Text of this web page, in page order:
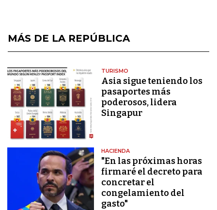
MÁS DE LA REPÚBLICA
TURISMO
Asia sigue teniendo los
pasaportes más
poderosos, lidera
Singapur
HACIENDA
"En las próximas horas
firmaré el decreto para
concretar el
congelamiento del
gasto"